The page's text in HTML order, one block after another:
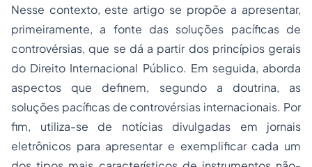
Nesse contexto, este artigo se propõe a apresentar,
primeiramente, a fonte das soluções pacíficas de
controvérsias, que se dá a partir dos princípios gerais
do Direito Internacional Público. Em seguida, aborda
aspectos que definem, segundo a doutrina, as
soluções pacíficas de controvérsias internacionais. Por
fim, utiliza-se de notícias divulgadas em jornais
eletrônicos para apresentar e exemplificar cada um